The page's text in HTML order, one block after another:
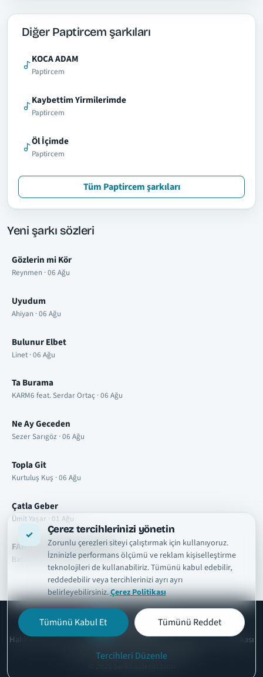
Çerez tercihlerinizi yönetin
Zorunlu çerezleri siteyi çalıştırmak için kullanıyoruz.
İzninizle performans ölçümü ve reklam kişiselleştirme
teknolojileri de kullanabiliriz. Tümünü kabul edebilir,
reddedebilir veya tercihlerinizi ayrı ayrı
belirleyebilirsiniz.Çerez Politikası
Tümünü Kabul Et Tümünü Reddet
Tercihleri Düzenle
Diğer Paptircem şarkıları
KOCA ADAM
Paptircem
Kaybettim Yirmilerimde
Paptircem
Öl İçimde
Paptircem
Tüm Paptircem şarkıları
Yeni şarkı sözleri
Gözlerin mi Kör
Reynmen · 06 Ağu
Uyudum
Ahiyan · 06 Ağu
Bulunur Elbet
Linet · 06 Ağu
Ta Burama
KARM6 feat. Serdar Ortaç · 06 Ağu
Ne Ay Geceden
Sezer Sarıgöz · 06 Ağu
Topla Git
Kurtuluş Kuş · 06 Ağu
Çatla Geber
Ümit Yaşar · 01 Ağu
FANIM OLURSAN KARIŞMAM
Batuhan Aslan · 01 Ağu
şarkısözleritr
HakkımızdaTelif ve İçerik Kaldırma Kullanım ŞartlarıGizlilik Politikası
Çerez PolitikasıİletişimÇerez Ayarları